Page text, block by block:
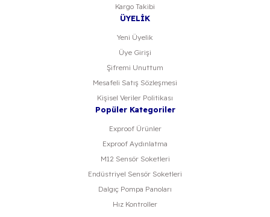
Kargo Takibi
ÜYELİK
Yeni Üyelik
Üye Girişi
Şifremi Unuttum
Mesafeli Satış Sözleşmesi
Kişisel Veriler Politikası
Popüler Kategoriler
Exproof Ürünler
Exproof Aydınlatma
M12 Sensör Soketleri
Endüstriyel Sensör Soketleri
Dalgıç Pompa Panoları
Hız Kontroller